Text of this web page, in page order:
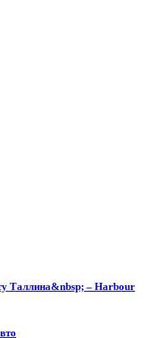
Таллина&nbsp; – Harbour